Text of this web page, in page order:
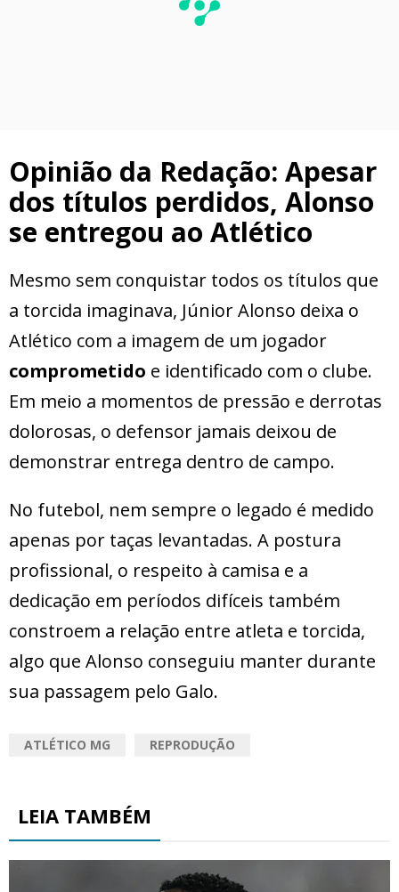
Opinião da Redação: Apesar
dos títulos perdidos, Alonso
se entregou ao Atlético
Mesmo sem conquistar todos os títulos que
a torcida imaginava, Júnior Alonso deixa o
Atlético com a imagem de um jogador
comprometido e identificado com o clube.
Em meio a momentos de pressão e derrotas
dolorosas, o defensor jamais deixou de
demonstrar entrega dentro de campo.
No futebol, nem sempre o legado é medido
apenas por taças levantadas. A postura
profissional, o respeito à camisa e a
dedicação em períodos difíceis também
constroem a relação entre atleta e torcida,
algo que Alonso conseguiu manter durante
sua passagem pelo Galo.
ATLÉTICO MG REPRODUÇÃO
LEIA TAMBÉM